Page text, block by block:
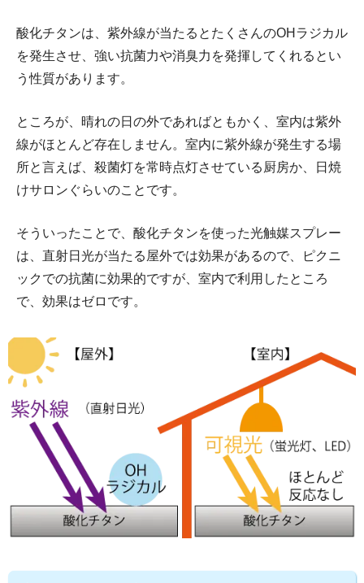
酸化チタンは、紫外線が当たるとたくさんのOHラジカル
を発生させ、強い抗菌力や消臭力を発揮してくれるとい
う性質があります。
ところが、晴れの日の外であればともかく、室内は紫外
線がほとんど存在しません。室内に紫外線が発生する場
所と言えば、殺菌灯を常時点灯させている厨房か、日焼
けサロンぐらいのことです。
そういったことで、酸化チタンを使った光触媒スプレー
は、直射日光が当たる屋外では効果があるので、ピクニ
ックでの抗菌に効果的ですが、室内で利用したところ
で、効果はゼロです。